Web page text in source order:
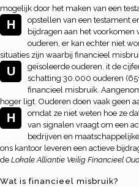
mogelijk door het maken van een
H
opstellen van een testament
bijdragen aan het
ouderen, er kan echter niet
situaties zijn waarbij financieel
geïsoleerde ouderen.
U
it de
schatting 30.000 ouderen
financieel misbruik.
hoger ligt. Ouderen doen vaak geen
omdat ze niet weten hoe ze
H
van signalen vraagt om een
bedrijven en
ons kantoor leveren een actieve
de Lokale Alliantie Veilig Financieel
Wat is financieel misbruik?